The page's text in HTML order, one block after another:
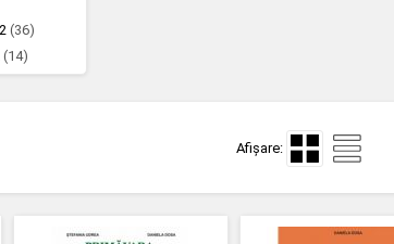
(36)
(14)
Afișare: